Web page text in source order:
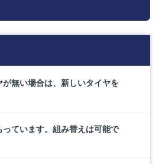
無い場合は、新しいタイヤを
っています。組み替えは可能で